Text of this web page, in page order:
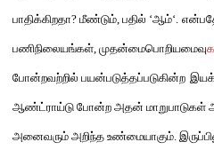
பாதிக்கிறதா? மீண்டும், பதில் ‘ஆம்‘.
பணிநிலையங்கள், முதன்மைபொறியமைவு
போன்றவற்றில் பயன்படுத்தப்படுகின்ற
ஆண்ட்ராய்டு போன்ற அதன் மாறுபாடுகள்
அனைவரும் அறிந்த உண்மையாகும்.